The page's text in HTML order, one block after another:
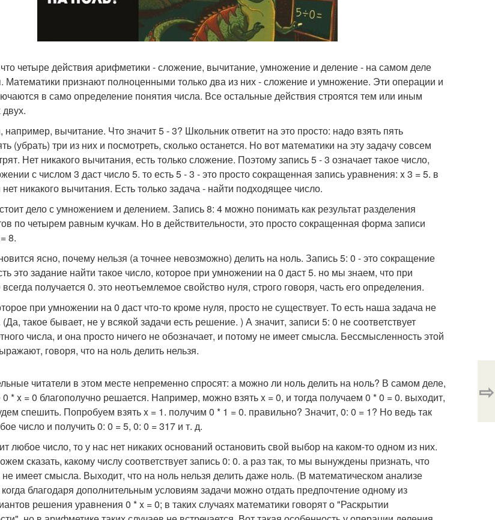
четыре действия арифметики - сложение, вычитание, умножение и деление - на самом деле
Математики признают полноценными только два из них - сложение и умножение. Эти операции и
в само определение понятия числа. Все остальные действия строятся тем или иным
вычитание. Что значит 5 - 3? Школьник ответит на это просто: надо взять пять
(убрать) три из них и посмотреть, сколько останется. Но вот математики на эту задачу совсем
Нет никакого вычитания, есть только сложение. Поэтому запись 5 - 3 означает такое число,
с числом 3 даст число 5. то есть 5 - 3 - это просто сокращенная запись уравнения: x 3 = 5. в
никакого вычитания. Есть только задача - найти подходящее число.
дело с умножением и делением. Запись 8: 4 можно понимать как результат разделения
по четырем равным кучкам. Но в действительности, это просто сокращенная форма записи
8.
ясно, почему нельзя (а точнее невозможно) делить на ноль. Запись 5: 0 - это сокращение
это задание найти такое число, которое при умножении на 0 даст 5. но мы знаем, что при
получается 0. это неотъемлемое свойство нуля, строго говоря, часть его определения.
при умножении на 0 даст что-то кроме нуля, просто не существует. То есть наша задача не
такое бывает, не у всякой задачи есть решение. ) А значит, записи 5: 0 не соответствует
числа, и она просто ничего не обозначает, и потому не имеет смысла. Бессмысленность этой
говоря, что на ноль делить нельзя.
читатели в этом месте непременно спросят: а можно ли ноль делить на ноль? В самом деле,
* x = 0 благополучно решается. Например, можно взять x = 0, и тогда получаем 0 * 0 = 0. выходит,
спешить. Попробуем взять x = 1. получим 0 * 1 = 0. правильно? Значит, 0: 0 = 1? Но ведь так
число и получить 0: 0 = 5, 0: 0 = 317 и т. д.
любое число, то у нас нет никаких оснований остановить свой выбор на каком-то одном из них.
сказать, какому числу соответствует запись 0: 0. а раз так, то мы вынуждены признать, что
не имеет смысла. Выходит, что на ноль нельзя делить даже ноль. (В математическом анализе
благодаря дополнительным условиям задачи можно отдать предпочтение одному из
решения уравнения 0 * x = 0; в таких случаях математики говорят о "Раскрытии
⇨